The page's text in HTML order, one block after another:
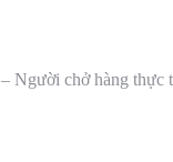
– Người chở hàng thực